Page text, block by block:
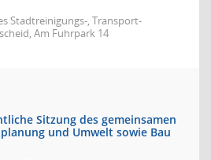
Stadtreinigungs-, Transport-
Am Fuhrpark 14
Sitzung des gemeinsamen
und Umwelt sowie Bau